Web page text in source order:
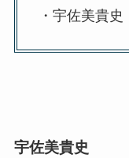
・宇佐美貴史
宇佐美貴史